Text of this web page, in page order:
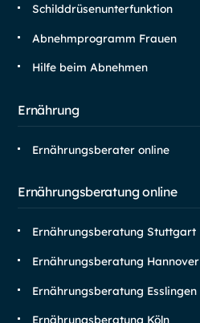
Schilddrüsen­unterfunktion
Abnehm­programm Frauen
Hilfe beim Abnehmen
Ernährung
Ernährungsberater online
Ernährungsberatung online
Ernährungsberatung Stuttgart
Ernährungsberatung Hannover
Ernährungsberatung Esslingen
Ernährungsberatung Köln